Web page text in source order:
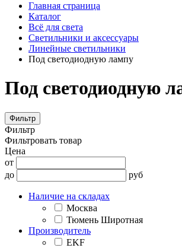
Главная страница
Каталог
Всё для света
Светильники и аксессуары
Линейные светильники
Под светодиодную лампу
Под светодиодную
Фильтр
Фильтр
Фильтровать товар
Цена
от
до
руб
Наличие на складах
Москва
Тюмень Широтная
Производитель
EKF